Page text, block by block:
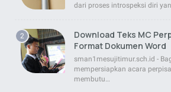
dari proses introspeksi diri
Download Teks MC
Format Dokumen Word
sman1mesujitimur.sch.id -
mempersiapkan acara
membutu…